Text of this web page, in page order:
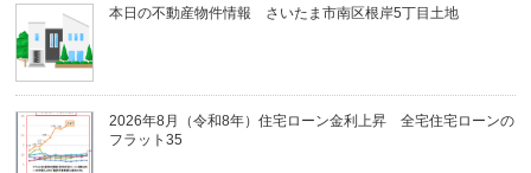
本日の不動産物件情報 さいたま市南区根岸5丁目土地
2026年8月（令和8年）住宅ローン金利上昇 全宅住宅ローンの
フラット35